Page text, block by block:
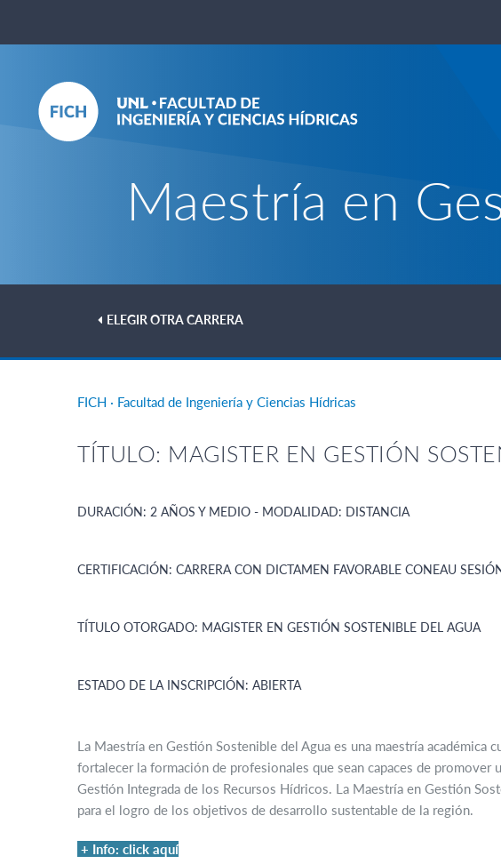
Maestría en
ELEGIR OTRA CARRERA
FICH · Facultad de Ingeniería y Ciencias Hídricas
TÍTULO: MAGISTER EN GESTIÓN
DURACIÓN: 2 AÑOS Y MEDIO - MODALIDAD: DISTANCIA
CERTIFICACIÓN: CARRERA CON DICTAMEN FAVORABLE CONEAU
TÍTULO OTORGADO: MAGISTER EN GESTIÓN SOSTENIBLE DEL AGUA
ESTADO DE LA INSCRIPCIÓN: ABIERTA
La Maestría en Gestión Sostenible del Agua es una maestría
fortalecer la formación de profesionales que sean capaces de
Gestión Integrada de los Recursos Hídricos. La Maestría en Gestión
para el logro de los objetivos de desarrollo sustentable de la región.
+ Info: click aquí